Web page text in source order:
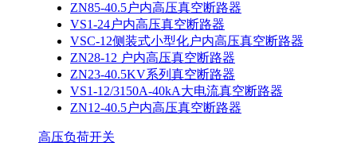
ZN85-40.5户内高压真空断路器
VS1-24户内高压真空断路器
VSC-12侧装式小型化户内高压真空断路器
ZN28-12 户内高压真空断路器
ZN23-40.5KV系列真空断路器
VS1-12/3150A-40kA大电流真空断路器
ZN12-40.5户内高压真空断路器
高压负荷开关